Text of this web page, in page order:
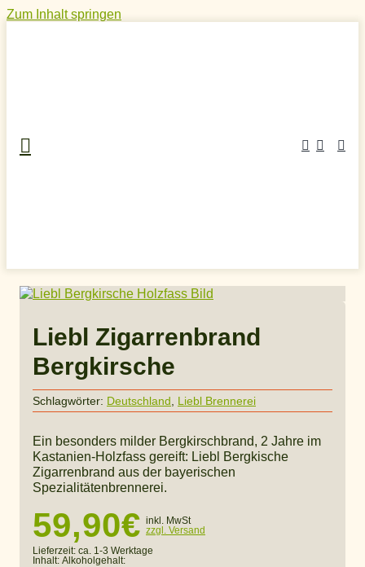
Zum Inhalt springen
Craft Spirits Online Shop
Liebl Zigarrenbrand
Bergkirsche
Schlagwörter: Deutschland Liebl Brennerei
Ein besonders milder Bergkirschbrand, 2 Jahre im
Kastanien-Holzfass gereift: Liebl Bergkische
Zigarrenbrand aus der bayerischen
Spezialitätenbrennerei.
59,90€ inkl. MwSt
zzgl. Versand
Lieferzeit: ca. 1-3 Werktage
Inhalt: Alkoholgehalt: